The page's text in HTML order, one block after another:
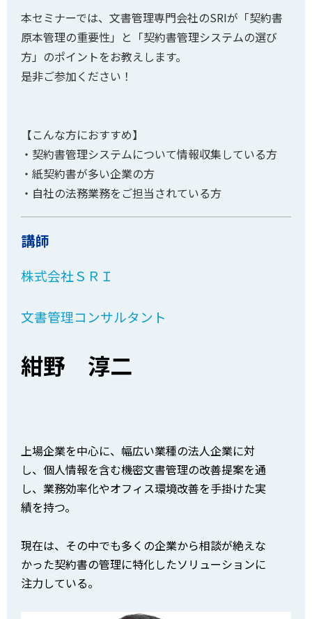
本セミナーでは、文書管理専門会社のSRIが「契約書
原本管理の重要性」と「契約書管理システムの選び
方」のポイントをお教えします。
是非ご参加ください！
【こんな方におすすめ】
・契約書管理システムについて情報収集している方
・紙契約書が多い企業の方
・自社の法務業務をご担当されている方
講師
株式会社ＳＲＩ
文書管理コンサルタント
紺野 淳二
上場企業を中心に、幅広い業種の法人企業に対
し、個人情報を含む機密文書管理の改善提案を通
し、業務効率化やオフィス環境改善を手掛けた実
績を持つ。
現在は、その中でも多くの企業から相談が絶えな
かった契約書の管理に特化したソリューションに
注力している。